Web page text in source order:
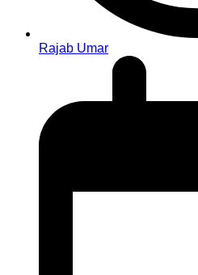
Rajab Umar